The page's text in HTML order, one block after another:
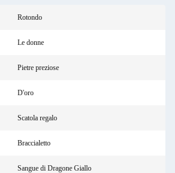
Rotondo
Le donne
Pietre preziose
D'oro
Scatola regalo
Braccialetto
Sangue di Dragone Giallo